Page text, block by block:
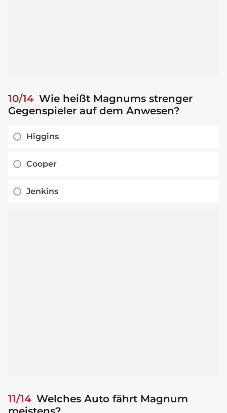
10/14 Wie heißt Magnums strenger
Gegenspieler auf dem Anwesen?
Higgins
Cooper
Jenkins
11/14 Welches Auto fährt Magnum